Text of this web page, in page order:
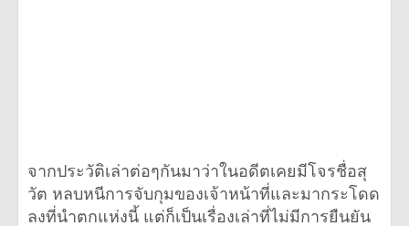
จากประวัติเล่าต่อๆกันมาว่าในอดีตเคยมีโจรชื่อสุ
วัต หลบหนีการจับกุมของเจ้าหน้าที่และมากระโดด
ลงที่นำตกแห่งนี้ แต่ก็เป็นเรื่องเล่าที่ไม่มีการยืนยัน